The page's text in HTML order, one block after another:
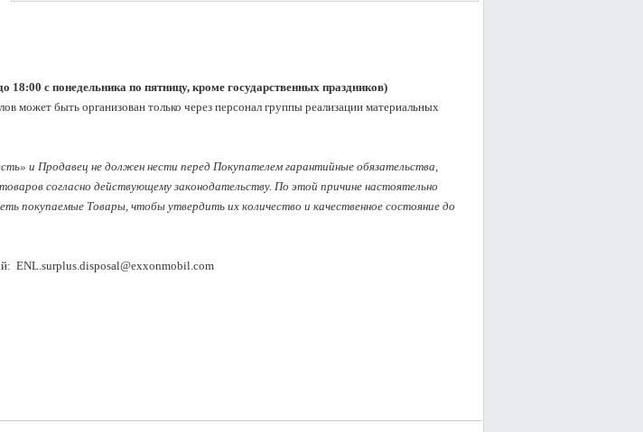
с понедельника по пятницу, кроме государственных праздников)
может быть организован только через персонал группы реализации материальных
и Продавец не должен нести перед Покупателем гарантийные обязательства,
согласно действующему законодательству. По этой причине настоятельно
покупаемые Товары, чтобы утвердить их количество и качественное состояние до
ENL.surplus.disposal@exxonmobil.com